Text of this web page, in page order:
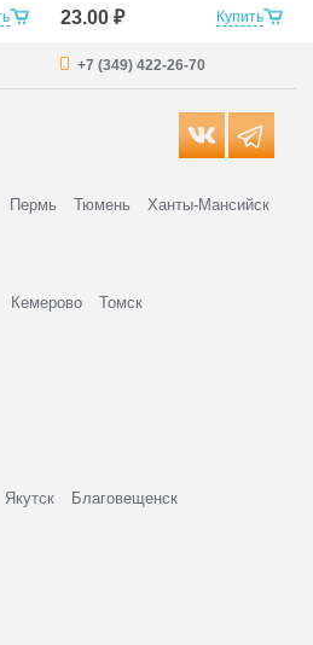
Купить
23.00 ₽
+7 (349) 422-26-70
Пермь Тюмень Ханты-Мансийск
Кемерово Томск
Якутск
Благовещенск